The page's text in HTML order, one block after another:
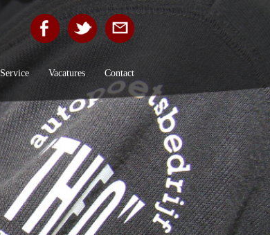
Service Vacatures Contact